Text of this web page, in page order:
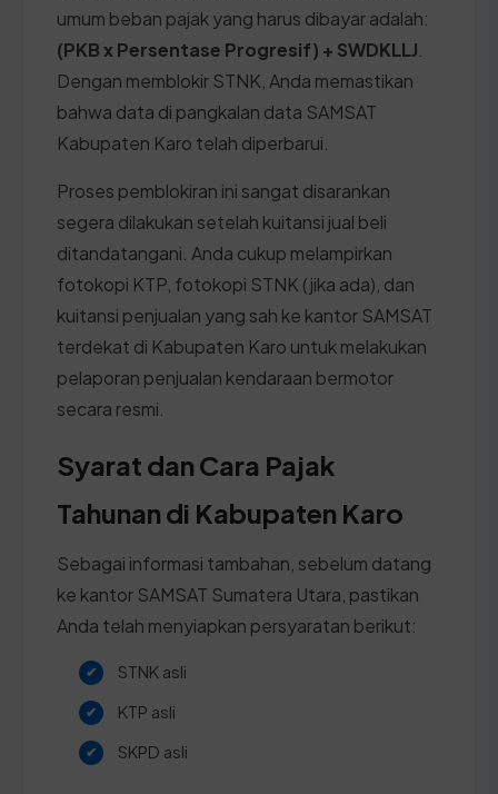
umum beban pajak yang harus dibayar adalah:
(PKB x Persentase Progresif) + SWDKLLJ
Dengan memblokir STNK, Anda memastikan
bahwa data di pangkalan data SAMSAT
Kabupaten Karo telah diperbarui.
Proses pemblokiran ini sangat disarankan
segera dilakukan setelah kuitansi jual beli
ditandatangani. Anda cukup melampirkan
fotokopi KTP, fotokopi STNK (jika ada), dan
kuitansi penjualan yang sah ke kantor SAMSAT
terdekat di Kabupaten Karo untuk melakukan
pelaporan penjualan kendaraan bermotor
secara resmi.
Syarat dan Cara Pajak
Tahunan di Kabupaten Karo
Sebagai informasi tambahan, sebelum datang
ke kantor SAMSAT Sumatera Utara, pastikan
Anda telah menyiapkan persyaratan berikut:
STNK asli
KTP asli
SKPD asli